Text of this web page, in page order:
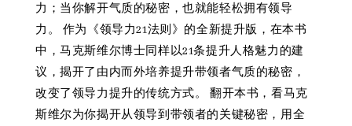
力；当你解开气质的秘密，也就能轻松拥有领导
力。 作为《领导力21法则》的全新提升版，在本书
中，马克斯维尔博士同样以21条提升人格魅力的建
议，揭开了由内而外培养提升带领者气质的秘密，
改变了领导力提升的传统方式。 翻开本书，看马克
斯维尔为你揭开从领导到带领者的关键秘密，用全